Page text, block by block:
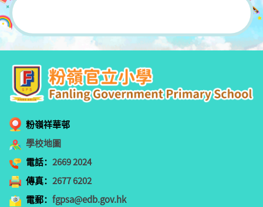
粉嶺祥華邨
學校地圖
電話：2669 2024
傳真：2677 6202
電郵：fgpsa@edb.gov.hk